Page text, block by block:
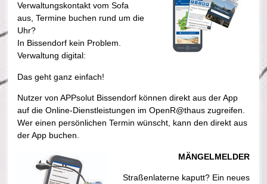
Verwaltungskontakt vom Sofa
aus, Termine buchen rund um die
Uhr?
In Bissendorf kein Problem.
Verwaltung digital:
Das geht ganz einfach!
Nutzer von APPsolut Bissendorf können direkt aus der App
auf die Online-Dienstleistungen im OpenR@thaus zugreifen.
Wer einen persönlichen Termin wünscht, kann den direkt aus
der App buchen.
MÄNGELMELDER
Straßenlaterne kaputt? Ein neues